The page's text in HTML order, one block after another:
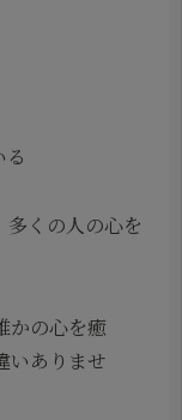
多くの人の心を
かの心を癒
いありませ